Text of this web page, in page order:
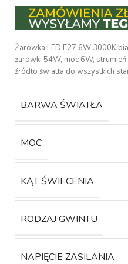
Żarówka LED E27 6W 3000K
żarówki 54W, moc 6W,
źródło światła do wszystkich
BARWA ŚWIATŁA
MOC
KĄT ŚWIECENIA
RODZAJ GWINTU
NAPIĘCIE ZASILANIA